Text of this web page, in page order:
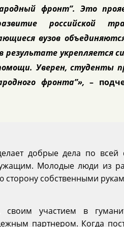
фронт”. Это
российской
вузов
укрепляется
Уверен, студенты
фронта”»,–
добрые дела по всей
Молодые люди из
собственными
своим участием в
партнером. Когда